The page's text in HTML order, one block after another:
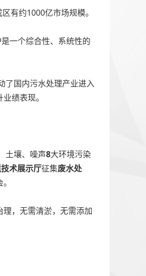
有约1000亿市场规模。
一个综合性、系统性的
了国内污水处理产业进入
绩表现。
土壤、噪声8大环境污染
术展示厅征集废水处
，无需清淤，无需添加